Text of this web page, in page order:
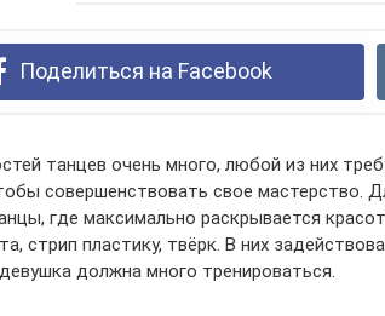
Поделиться на Facebook
танцев очень много, любой из них
совершенствовать свое мастерство.
где максимально раскрывается
стрип пластику, твёрк. В них
должна много тренироваться.